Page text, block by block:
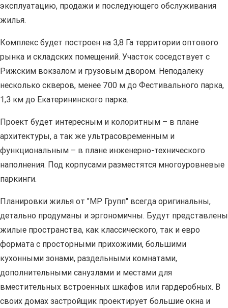
эксплуатацию, продажи и последующего обслуживания
жилья.
Комплекс будет построен на 3,8 Га территории оптового
рынка и складских помещений. Участок соседствует с
Рижским вокзалом и грузовым двором. Неподалеку
несколько скверов, менее 700 м до Фестивального парка,
1,3 км до Екатерининского парка.
Проект будет интересным и колоритным – в плане
архитектуры, а так же ультрасовременным и
функциональным – в плане инженерно-технического
наполнения. Под корпусами разместятся многоуровневые
паркинги.
Планировки жилья от "МР Групп" всегда оригинальны,
детально продуманы и эргономичны. Будут представлены
жилые пространства, как классического, так и евро
формата с просторными прихожими, большими
кухонными зонами, раздельными комнатами,
дополнительными санузлами и местами для
вместительных встроенных шкафов или гардеробных. В
своих домах застройщик проектирует большие окна и